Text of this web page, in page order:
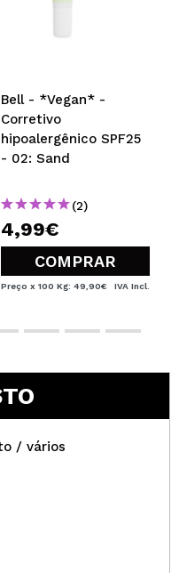
Bell - *Vegan* -
Corretivo
hipoalergênico SPF25
- 02: Sand
(2)
4,99€
COMPRAR
Preço x 100 Kg: 49,90€ IVA Incl.
/ vários